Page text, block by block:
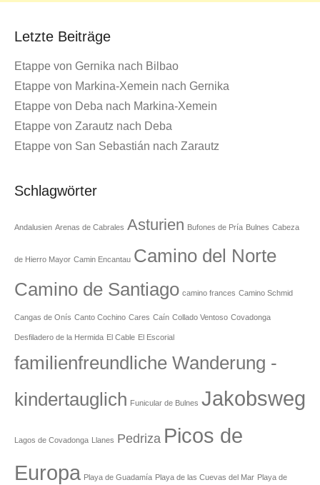
Letzte Beiträge
Etappe von Gernika nach Bilbao
Etappe von Markina-Xemein nach Gernika
Etappe von Deba nach Markina-Xemein
Etappe von Zarautz nach Deba
Etappe von San Sebastián nach Zarautz
Schlagwörter
Andalusien Arenas de Cabrales Asturien Bufones de Pría Bulnes Cabeza
de Hierro Mayor Camin Encantau Camino del Norte
Camino de Santiago camino frances Camino Schmid
Cangas de Onís Canto Cochino Cares Caín Collado Ventoso Covadonga
Desfiladero de la Hermida El Cable El Escorial
familienfreundliche Wanderung -
kindertauglich Funicular de Bulnes Jakobsweg
Lagos de Covadonga Llanes Pedriza Picos de
Europa Playa de Guadamía Playa de las Cuevas del Mar Playa de